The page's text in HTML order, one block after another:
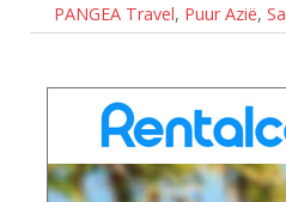
PANGEA Travel, Puur Azië,